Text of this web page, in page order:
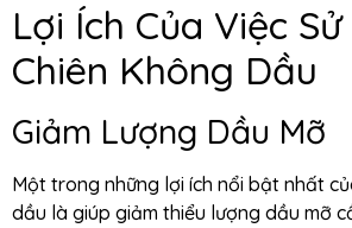
Lợi Ích Của Việc
Chiên Không Dầu
Giảm Lượng Dầu Mỡ
Một trong những lợi ích nổi bật nhất
dầu là giúp giảm thiểu lượng dầu mỡ